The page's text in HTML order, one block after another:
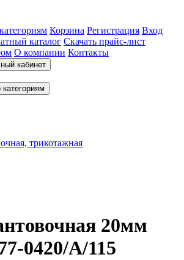
Корзина Регистрация Вход
каталог Скачать прайс-лист
О компании Контакты
кабинет
категориям
трикотажная
20мм
0420/А/115